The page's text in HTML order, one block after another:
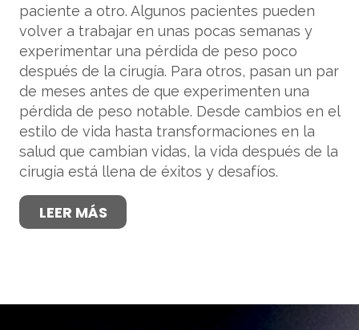
paciente a otro. Algunos pacientes pueden
volver a trabajar en unas pocas semanas y
experimentar una pérdida de peso poco
después de la cirugía. Para otros, pasan un par
de meses antes de que experimenten una
pérdida de peso notable. Desde cambios en el
estilo de vida hasta transformaciones en la
salud que cambian vidas, la vida después de la
cirugía está llena de éxitos y desafíos.
LEER MÁS